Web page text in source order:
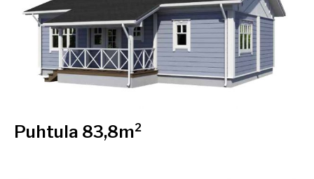
Puhtula 83,8m²